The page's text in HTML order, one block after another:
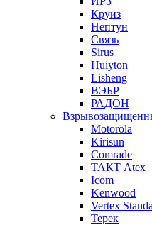
Круиз
Нептун
Связь
Sirus
Huiyton
Lisheng
ВЭБР
РАДОН
Motorola
Kirisun
Comrade
ТАКТ Atex
Icom
Kenwood
Vertex
Терек